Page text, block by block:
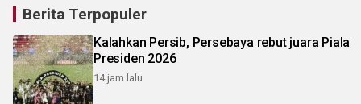
Berita Terpopuler
Kalahkan Persib, Persebaya rebut juara Piala
Presiden 2026
14 jam lalu